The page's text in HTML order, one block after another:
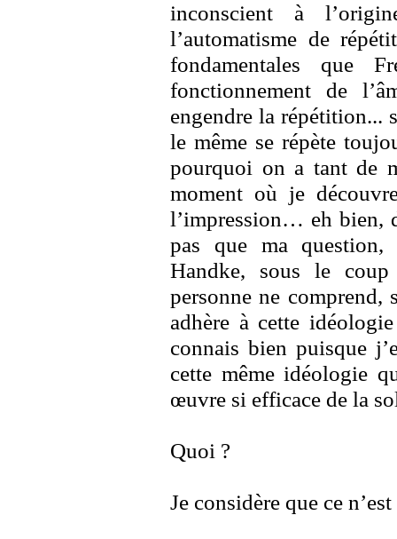
inconscient à
l’automatisme de
fondamentales que
fonctionnement de
engendre la répétition...
le même se répète
pourquoi on a tant de
moment où je
l’impression… eh bien,
pas que ma
Handke, sous le coup
personne ne comprend,
adhère à cette
connais bien puisque
cette même idéologie
œuvre si efficace de la
Quoi ?
Je considère que ce